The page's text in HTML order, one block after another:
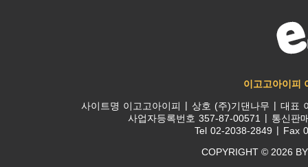
이고고아이피
사이트명 이고고아이피 상호 (주)기댄나무 대표
사업자등록번호 357-87-00571
통신판
Tel 02-2038-2849 Fax
COPYRIGHT © 2026